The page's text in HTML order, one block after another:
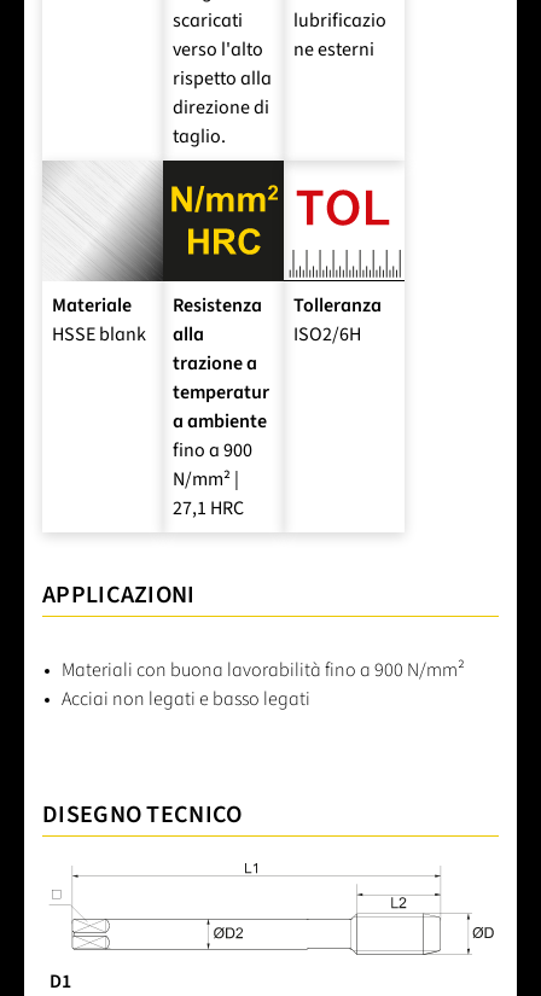
scaricati
verso l'alto
rispetto alla
direzione di
taglio.
lubrificazio
ne esterni
Materiale
HSSE blank
Resistenza
alla
trazione a
temperatur
a ambiente
fino a 900
N/mm² |
27,1 HRC
Tolleranza
ISO2/6H
APPLICAZIONI
Materiali con buona lavorabilità fino a 900 N/mm²
Acciai non legati e basso legati
DISEGNO TECNICO
D1